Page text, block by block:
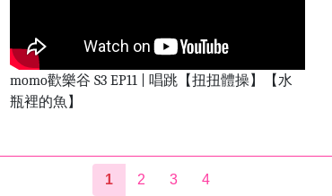
momo歡樂谷 S3 EP11 | 唱跳【扭扭體操】【水
瓶裡的魚】
1 2 3 4